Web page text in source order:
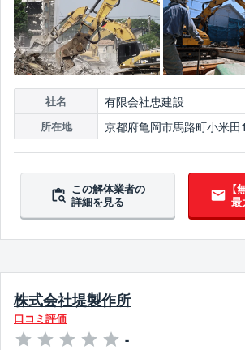
社名 有限会社忠建設
所在地 京都府亀岡市馬路町小米田
この解体業者の
詳細を見る
【
最
株式会社堤製作所
口コミ評価
-